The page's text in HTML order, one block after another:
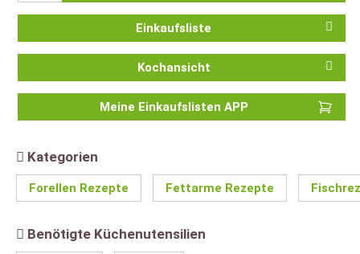
Einkaufsliste
Kochansicht
Meine Einkaufslisten APP
Kategorien
Forellen Rezepte Fettarme Rezepte
Benötigte Küchenutensilien